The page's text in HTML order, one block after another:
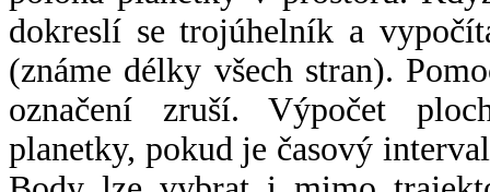
dokreslí se trojúhelník a
(známe délky všech stran).
označení zruší. Výpočet
planetky, pokud je časový